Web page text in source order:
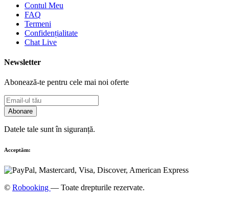
Contul Meu
FAQ
Termeni
Confidențialitate
Chat Live
Newsletter
Abonează-te pentru cele mai noi oferte
Abonare
Datele tale sunt în siguranță.
Acceptăm:
© Robooking — Toate drepturile rezervate.